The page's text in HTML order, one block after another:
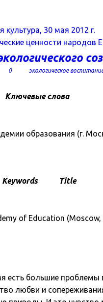
культура, 30 мая 2012 г.
ценности народов
0 экологическое
Ключевые слова
образования (г.
Keywords Title
of Education (Moscow,
есть большие
любви и